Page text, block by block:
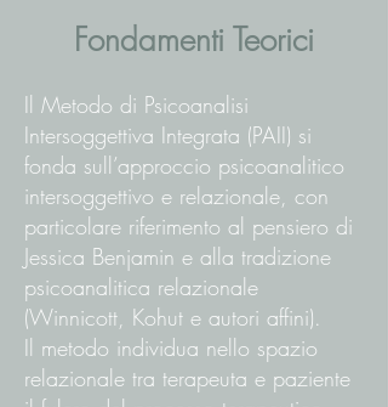
Fondamenti Teorici
Il Metodo di Psicoanalisi
Intersoggettiva Integrata (PAII) si
fonda sull’approccio psicoanalitico
intersoggettivo e relazionale, con
particolare riferimento al pensiero di
Jessica Benjamin e alla tradizione
psicoanalitica relazionale
(Winnicott, Kohut e autori affini).
Il metodo individua nello spazio
relazionale tra terapeuta e paziente